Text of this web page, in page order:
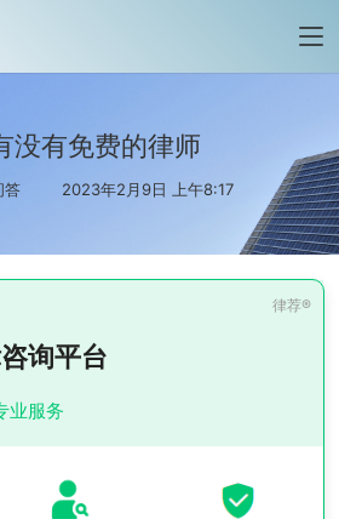
没有免费的律师
答 2023年2月9日 上午8:17
询平台
业服务